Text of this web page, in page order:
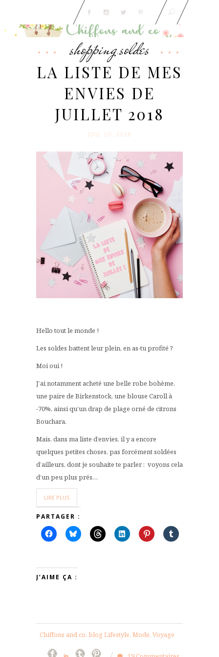
shopping,soldes
LA LISTE DE MES
ENVIES DE
JUILLET 2018
JUIL 20. 2018
Hello tout le monde !
Les soldes battent leur plein, en as-tu profité ?
Moi oui !
J’ai notamment acheté une belle robe bohème,
une paire de Birkenstock, une blouse Caroll à
-70%, ainsi qu’un drap de plage orné de citrons
Bouchara.
Mais, dans ma liste d’envies, il y a encore
quelques petites choses, pas forcément soldées
d’ailleurs, dont je souhaite te parler : voyons cela
d’un peu plus prés…
LIRE PLUS
PARTAGER :
J’AIME ÇA :
Chiffons and co, blog Lifestyle, Mode, Voyage